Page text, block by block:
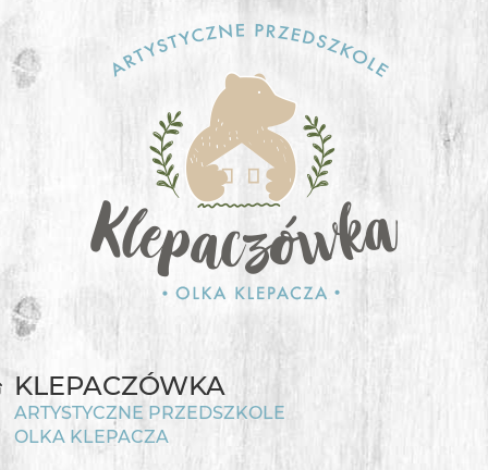
KLEPACZÓWKA
ARTYSTYCZNE PRZEDSZKOLE
OLKA KLEPACZA